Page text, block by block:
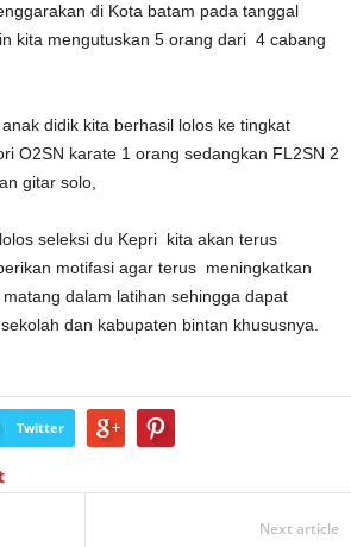
di Kota batam pada tanggal
kita mengutuskan 5 orang dari 4 cabang
didik kita berhasil lolos ke tingkat
O2SN karate 1 orang sedangkan FL2SN 2
gitar solo,
seleksi du Kepri kita akan terus
motifasi agar terus meningkatkan
dalam latihan sehingga dapat
dan kabupaten bintan khususnya.
Twitter
Next article